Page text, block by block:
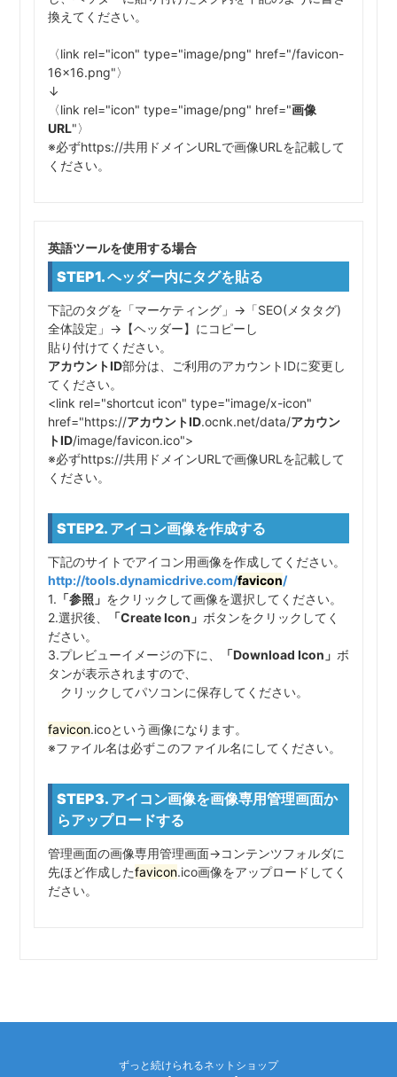
換えてください。
〈link rel="icon" type="image/png" href="/favicon-
16x16.png"〉
↓
〈link rel="icon" type="image/png" href="画像
URL"〉
※必ずhttps://共用ドメインURLで画像URLを記載して
ください。
英語ツールを使用する場合
STEP1. ヘッダー内にタグを貼る
下記のタグを「マーケティング」→「SEO(メタタグ)
全体設定」→【ヘッダー】にコピーし
貼り付けてください。
アカウントID部分は、ご利用のアカウントIDに変更し
てください。
<link rel="shortcut icon" type="image/x-icon"
href="https://アカウントID.ocnk.net/data/アカウン
トID/image/favicon.ico">
※必ずhttps://共用ドメインURLで画像URLを記載して
ください。
STEP2. アイコン画像を作成する
下記のサイトでアイコン用画像を作成してください。
http://tools.dynamicdrive.com/favicon/
1. 「参照」 をクリックして画像を選択してください。
2.選択後、
「Create Icon」 ボタンをクリックしてく
ださい。
3.プレビューイメージの下に、
「Download Icon」 ボ
タンが表示されますので、
クリックしてパソコンに保存してください。
favicon.icoという画像になります。
※ファイル名は必ずこのファイル名にしてください。
STEP3. アイコン画像を画像専用管理画面か
らアップロードする
管理画面の画像専用管理画面→コンテンツフォルダに
先ほど作成したfavicon.ico画像をアップロードしてく
ださい。
ずっと続けられるネットショップ